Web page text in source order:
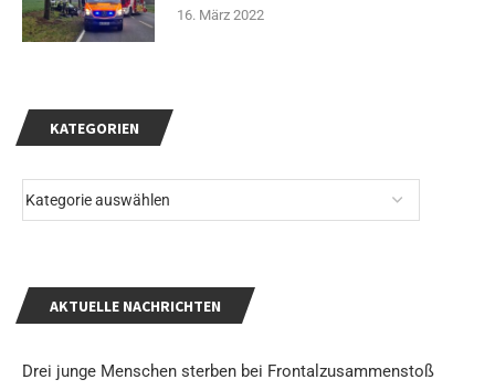
KATEGORIEN
AKTUELLE NACHRICHTEN
Drei junge Menschen sterben bei Frontalzusammenstoß
16. März 2022